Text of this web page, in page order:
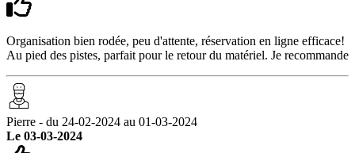
Organisation bien rodée, peu d'attente, réservation en ligne efficace!
Au pied des pistes, parfait pour le retour du matériel. Je recommande
Pierre - du 24-02-2024 au 01-03-2024
Le 03-03-2024